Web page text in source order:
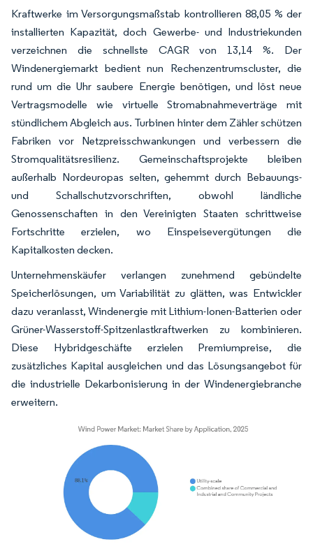
Kraftwerke im Versorgungsmaßstab kontrollieren 88,05 % der
installierten Kapazität, doch Gewerbe- und Industriekunden
verzeichnen die schnellste CAGR von 13,14 %. Der
Windenergiemarkt bedient nun Rechenzentrumscluster, die
rund um die Uhr saubere Energie benötigen, und löst neue
Vertragsmodelle wie virtuelle Stromabnahmeverträge mit
stündlichem Abgleich aus. Turbinen hinter dem Zähler schützen
Fabriken vor Netzpreisschwankungen und verbessern die
Stromqualitätsresilienz. Gemeinschaftsprojekte bleiben
außerhalb Nordeuropas selten, gehemmt durch Bebauungs-
und Schallschutzvorschriften, obwohl ländliche
Genossenschaften in den Vereinigten Staaten schrittweise
Fortschritte erzielen, wo Einspeisevergütungen die
Kapitalkosten decken.
Unternehmenskäufer verlangen zunehmend gebündelte
Speicherlösungen, um Variabilität zu glätten, was Entwickler
dazu veranlasst, Windenergie mit Lithium-Ionen-Batterien oder
Grüner-Wasserstoff-Spitzenlastkraftwerken zu kombinieren.
Diese Hybridgeschäfte erzielen Premiumpreise, die
zusätzliches Kapital ausgleichen und das Lösungsangebot für
die industrielle Dekarbonisierung in der Windenergiebranche
erweitern.